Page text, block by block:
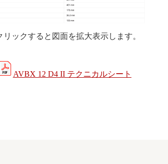
ックすると図面を拡大表示します。
AVBX 12 D4 II テクニカルシート